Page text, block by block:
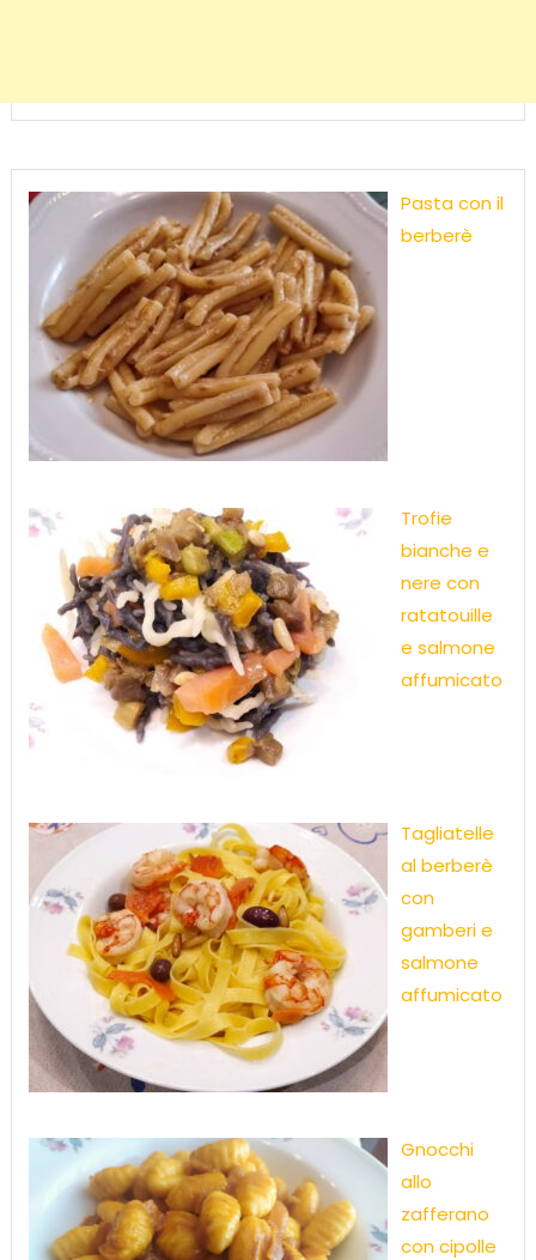
Pasta con il
berberè
Trofie
bianche e
nere con
ratatouille
e salmone
affumicato
Tagliatelle
al berberè
con
gamberi e
salmone
affumicato
Gnocchi
allo
zafferano
con cipolle